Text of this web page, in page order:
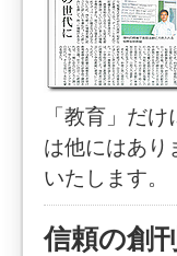
「教育」だ
は他にはあり
いたします。
信頼の創